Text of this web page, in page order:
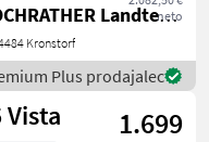
neto
Mähfläche
zu
HOCHRATHER Landtechnik GmbH
Kronstorf
Plus prodajalec
Vista
1.699